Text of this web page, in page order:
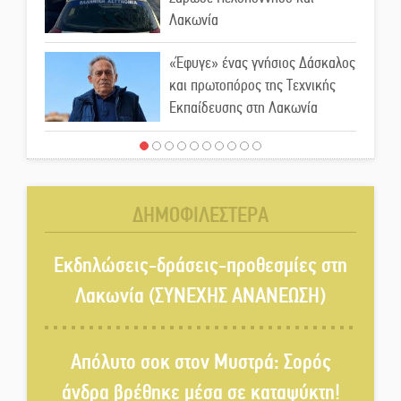
Λακωνία
«Έφυγε» ένας γνήσιος Δάσκαλος
και πρωτοπόρος της Τεχνικής
Εκπαίδευσης στη Λακωνία
«Κλειστά» ανοιχτά προαύλια
Δεκαπενταύγουστος στην
Πετρίνα: Αντάμωμα με μουσική,
χορό και παράδοση
Σωτήρια επέμβαση για ναυτικό
ανοιχτά του Γυθείου
ΔΗΜΟΦΙΛΕΣΤΕΡΑ
Εκδηλώσεις-δράσεις-προθεσμίες στη
Λακωνία (ΣΥΝΕΧΗΣ ΑΝΑΝΕΩΣΗ)
Απόλυτο σοκ στον Μυστρά: Σορός
άνδρα βρέθηκε μέσα σε καταψύκτη!